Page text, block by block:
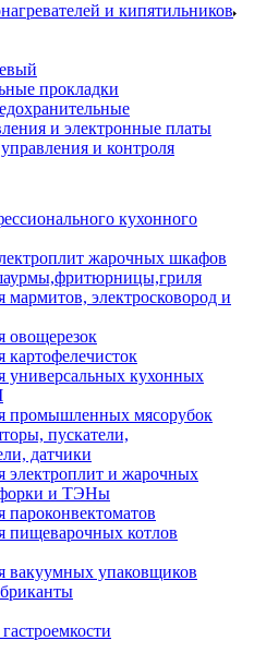
и кипятильников
прокладки
и электронные платы
и контроля
кухонного
жарочных шкафов
мармитов, электросковород и
овощерезок
картофелечисток
универсальных кухонных
промышленных мясорубок
пускатели,
датчики
электроплит и жарочных
и ТЭНы
пароконвектоматов
пищеварочных котлов
вакуумных упаковщиков